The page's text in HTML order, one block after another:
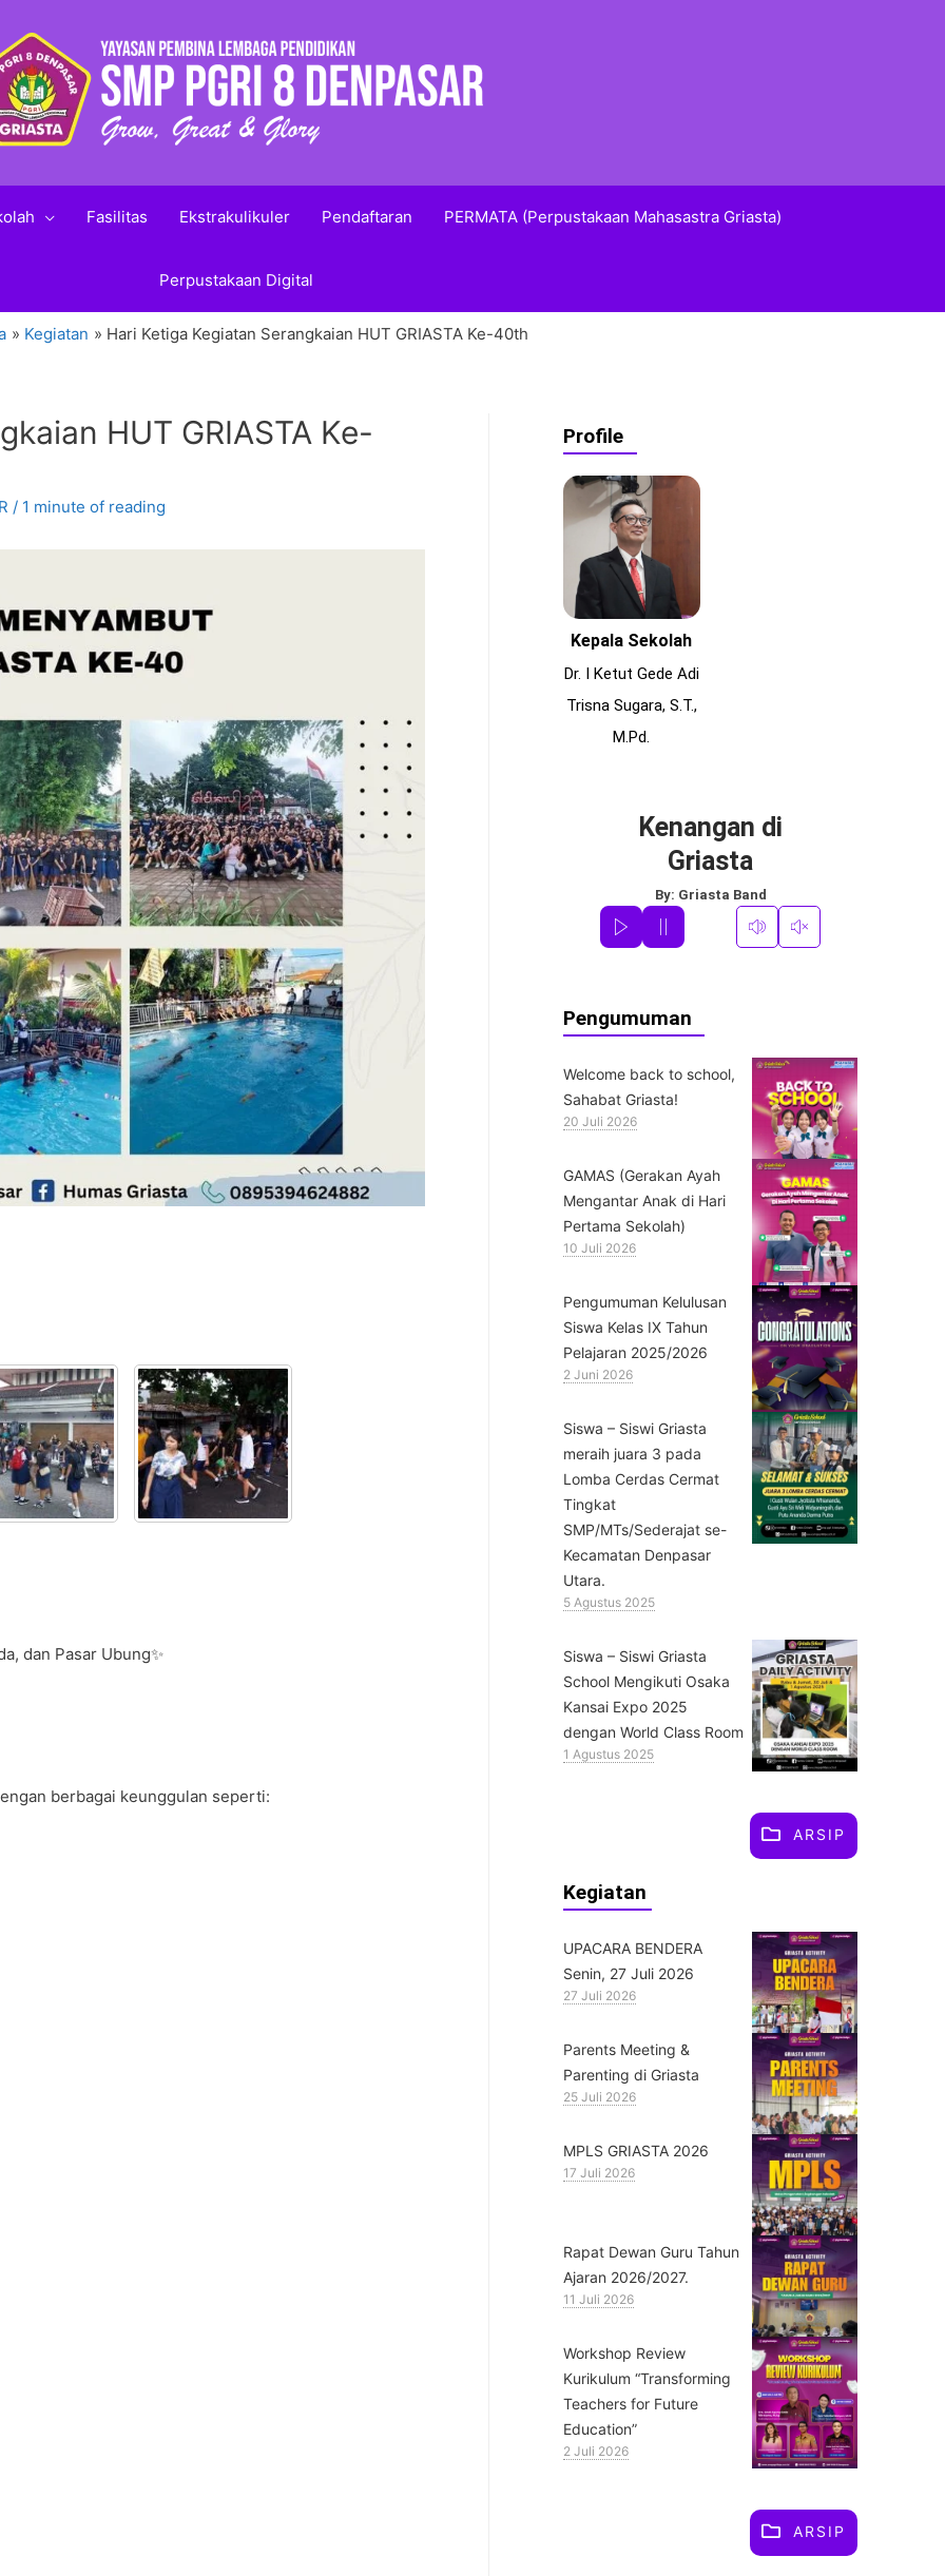
Fasilitas Ekstrakulikuler Pendaftaran PERMATA (Perpustakaan Mahasastra Griasta)
Perpustakaan Digital
Kegiatan Hari Ketiga Kegiatan Serangkaian HUT GRIASTA Ke-40th
HUT GRIASTA Ke-
/ 1 minute of reading
dan Pasar Ubung✨
berbagai keunggulan seperti:
Profile
Kepala Sekolah
Dr. I Ketut Gede Adi
Trisna Sugara, S.T.,
M.Pd.
Kenangan di
Griasta
By: Griasta Band
Pengumuman
Welcome back to school,
Sahabat Griasta!
20 Juli 2026
GAMAS (Gerakan Ayah
Mengantar Anak di Hari
Pertama Sekolah)
10 Juli 2026
Pengumuman Kelulusan
Siswa Kelas IX Tahun
Pelajaran 2025/2026
2 Juni 2026
Siswa – Siswi Griasta
meraih juara 3 pada
Lomba Cerdas Cermat
Tingkat
SMP/MTs/Sederajat se-
Kecamatan Denpasar
Utara.
5 Agustus 2025
Siswa – Siswi Griasta
School Mengikuti Osaka
Kansai Expo 2025
dengan World Class Room
1 Agustus 2025
ARSIP
Kegiatan
UPACARA BENDERA
Senin, 27 Juli 2026
27 Juli 2026
Parents Meeting &
Parenting di Griasta
25 Juli 2026
MPLS GRIASTA 2026
17 Juli 2026
Rapat Dewan Guru Tahun
Ajaran 2026/2027.
11 Juli 2026
Workshop Review
Kurikulum “Transforming
Teachers for Future
Education”
2 Juli 2026
ARSIP